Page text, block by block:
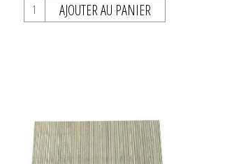
AJOUTER AU PANIER